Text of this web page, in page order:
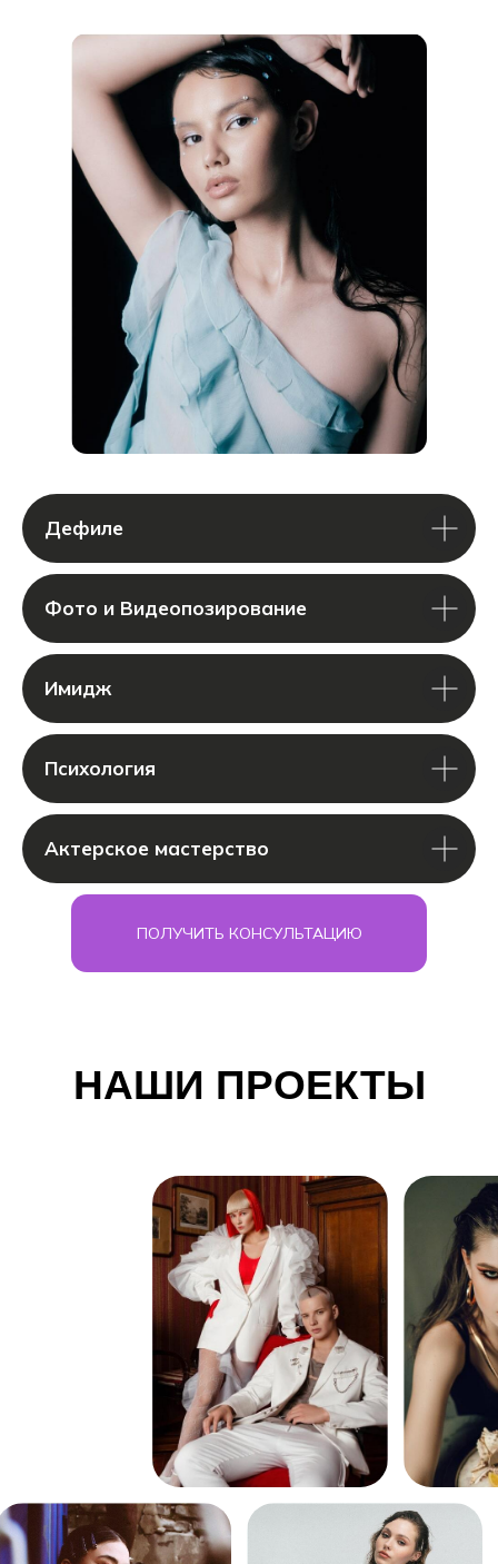
ПОЛУЧИТЬ КОНСУЛЬТАЦИЮ
Дефиле
Фото и Видеопозирование
Имидж
Психология
Актерское мастерство
ПОЛУЧИТЬ КОНСУЛЬТАЦИЮ
НАШИ ПРОЕКТЫ